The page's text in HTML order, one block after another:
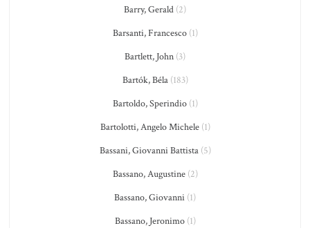
Barry, Gerald (2)
Barsanti, Francesco(1)
Bartlett, John (3)
Bartók, Béla(183)
Bartoldo, Sperindio(1)
Bartolotti, Angelo Michele(1)
Bassani, Giovanni Battista(5)
Bassano, Augustine(2)
Bassano, Giovanni (1)
Bassano, Jeronimo(1)